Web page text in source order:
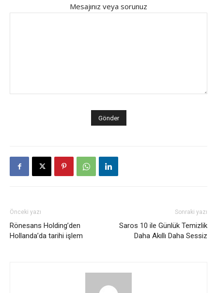
Mesajınız veya sorunuz
Önceki yazı
Rönesans Holding’den
Hollanda’da tarihi işlem
Sonraki yazı
Saros 10 ile Günlük Temizlik
Daha Akıllı Daha Sessiz